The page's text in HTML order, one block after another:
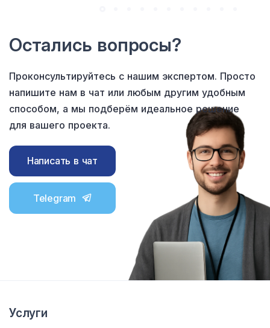
Остались вопросы?
Проконсультируйтесь с нашим экспертом. Просто
напишите нам в чат или любым другим удобным
способом, а мы подберём идеальное решение
для вашего проекта.
Написать в чат
Telegram
Услуги